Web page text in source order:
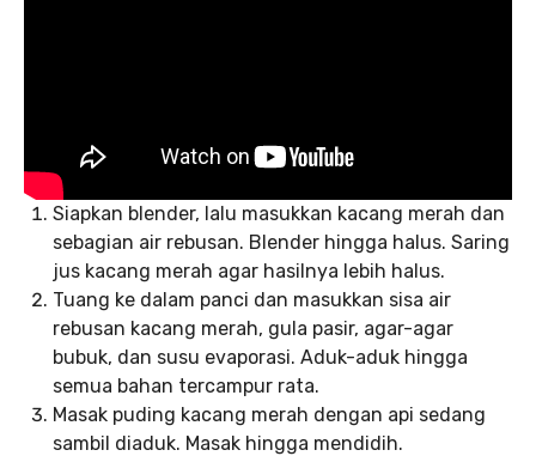
Siapkan blender, lalu masukkan kacang merah dan
sebagian air rebusan. Blender hingga halus. Saring
jus kacang merah agar hasilnya lebih halus.
Tuang ke dalam panci dan masukkan sisa air
rebusan kacang merah, gula pasir, agar-agar
bubuk, dan susu evaporasi. Aduk-aduk hingga
semua bahan tercampur rata.
Masak puding kacang merah dengan api sedang
sambil diaduk. Masak hingga mendidih.